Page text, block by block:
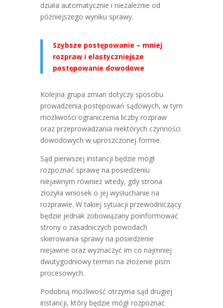
działa automatycznie i niezależnie od
późniejszego wyniku sprawy.
Szybsze postępowanie – mniej
rozpraw i elastyczniejsze
postępowanie dowodowe
Kolejna grupa zmian dotyczy sposobu
prowadzenia postępowań sądowych, w tym
możliwości ograniczenia liczby rozpraw
oraz przeprowadzania niektórych czynności
dowodowych w uproszczonej formie.
Sąd pierwszej instancji będzie mógł
rozpoznać sprawę na posiedzeniu
niejawnym również wtedy, gdy strona
złożyła wniosek o jej wysłuchanie na
rozprawie. W takiej sytuacji przewodniczący
będzie jednak zobowiązany poinformować
strony o zasadniczych powodach
skierowania sprawy na posiedzenie
niejawne oraz wyznaczyć im co najmniej
dwutygodniowy termin na złożenie pism
procesowych.
Podobną możliwość otrzyma sąd drugiej
instancji, który będzie mógł rozpoznać